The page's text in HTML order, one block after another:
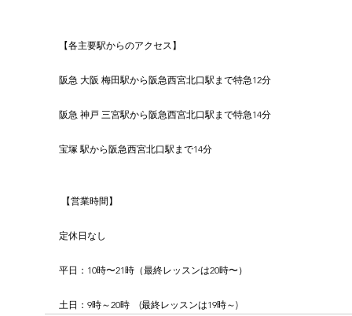
【各主要駅からのアクセス】
阪急 大阪 梅田駅から阪急西宮北口駅まで特急12分
阪急 神戸 三宮駅から阪急西宮北口駅まで特急14分
宝塚 駅から阪急西宮北口駅まで14分
【営業時間】
定休日なし
平日：10時〜21時（最終レッスンは20時〜）
土日：9時～20時　(最終レッスンは19時～)